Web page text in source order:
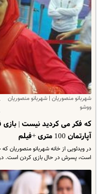
شهربانو منصوریان | شهربانو منصوریان
ووشو
که فکر می کردید نیست | بازی
آپارتمان 100 متری +فیلم
در ویدئویی از خانه شهربانو
است، پسرش در حال بازی کردن است.